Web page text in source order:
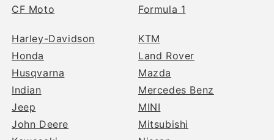
CF Moto
Formula 1
Harley-Davidson
Honda
Husqvarna
Indian
Jeep
John Deere
KTM
Land Rover
Mazda
Mercedes Benz
MINI
Mitsubishi